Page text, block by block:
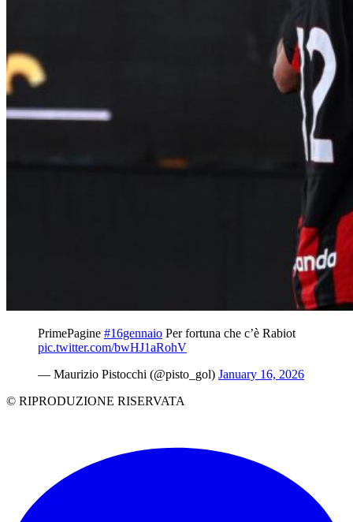
PrimePagine #16gennaio Per fortuna che c’è Rabiot
pic.twitter.com/bwHJ1aRohV
— Maurizio Pistocchi (@pisto_gol) January 16, 2026
© RIPRODUZIONE RISERVATA